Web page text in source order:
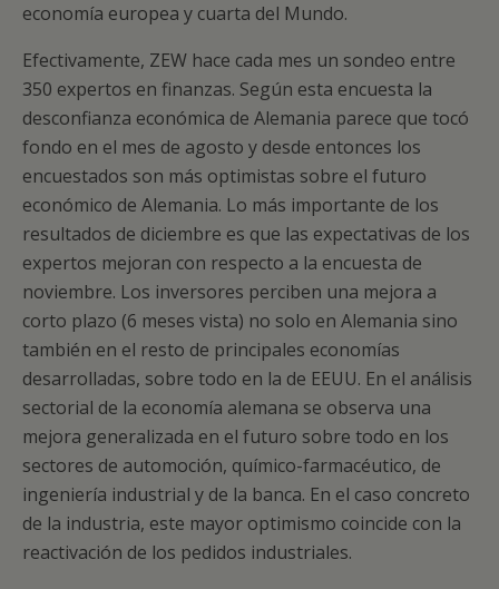
economía europea y cuarta del Mundo.
Efectivamente, ZEW hace cada mes un sondeo entre
350 expertos en finanzas. Según esta encuesta la
desconfianza económica de Alemania parece que tocó
fondo en el mes de agosto y desde entonces los
encuestados son más optimistas sobre el futuro
económico de Alemania. Lo más importante de los
resultados de diciembre es que las expectativas de los
expertos mejoran con respecto a la encuesta de
noviembre. Los inversores perciben una mejora a
corto plazo (6 meses vista) no solo en Alemania sino
también en el resto de principales economías
desarrolladas, sobre todo en la de EEUU. En el análisis
sectorial de la economía alemana se observa una
mejora generalizada en el futuro sobre todo en los
sectores de automoción, químico-farmacéutico, de
ingeniería industrial y de la banca. En el caso concreto
de la industria, este mayor optimismo coincide con la
reactivación de los pedidos industriales.